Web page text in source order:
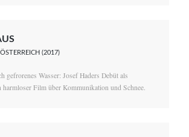
, ÖSTERREICH (2017)
gefrorenes Wasser: Josef Haders Debüt als
harmloser Film über Kommunikation und Schnee.